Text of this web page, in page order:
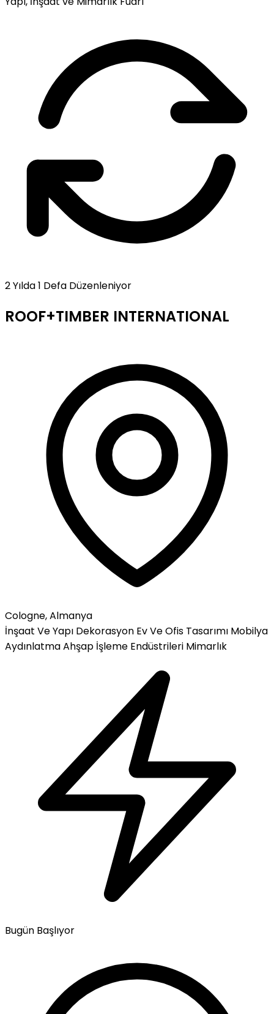
2 Yılda 1 Defa Düzenleniyor
ROOF+TIMBER INTERNATIONAL
Cologne, Almanya
İnşaat Ve Yapı Dekorasyon Ev Ve Ofis Tasarımı Mobilya
AydınlatmaAhşap İşleme Endüstrileri Mimarlık
Bugün Başlıyor